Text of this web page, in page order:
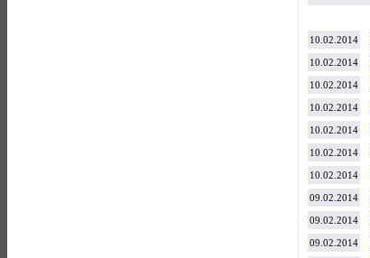
10.02.2014
10.02.2014
10.02.2014
10.02.2014
10.02.2014
10.02.2014
10.02.2014
09.02.2014
09.02.2014
09.02.2014